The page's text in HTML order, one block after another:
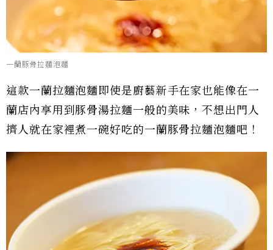
一蘭豚骨拉麵泡麵
這款一蘭拉麵泡麵即使是廚藝新手在家也能像在一
蘭店內享用到豚骨湯拉麵一般的美味，不想出門人
擠人就在家裡煮一碗好吃的一蘭豚骨拉麵泡麵吧！